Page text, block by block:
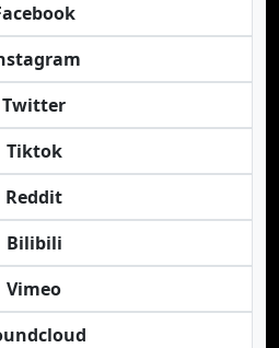
Twitter
Tiktok
Reddit
Bilibili
Vimeo